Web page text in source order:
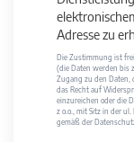
Adresse zu
Die Zustimmung ist
(die Daten werden bis
Zugang zu den Daten,
das Recht auf
einzureichen oder die
z o.o., mit Sitz in der
gemäß der